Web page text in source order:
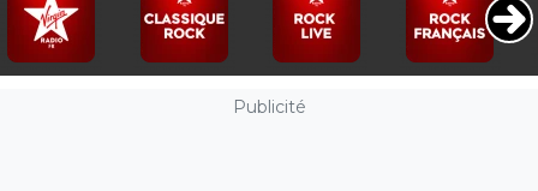
Publicité